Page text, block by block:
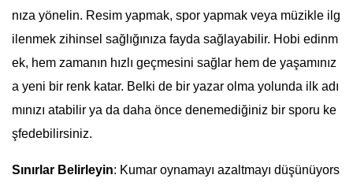
nıza yönelin. Resim yapmak, spor yapmak veya müzikle ilg
ilenmek zihinsel sağlığınıza fayda sağlayabilir. Hobi edinm
ek, hem zamanın hızlı geçmesini sağlar hem de yaşamınız
a yeni bir renk katar. Belki de bir yazar olma yolunda ilk adı
mınızı atabilir ya da daha önce denemediğiniz bir sporu ke
şfedebilirsiniz.
Sınırlar Belirleyin: Kumar oynamayı azaltmayı düşünüyors